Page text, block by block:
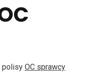
polisy OC sprawcy